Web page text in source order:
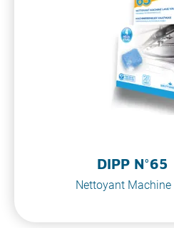
DIPP N°65
Nettoyant Machine